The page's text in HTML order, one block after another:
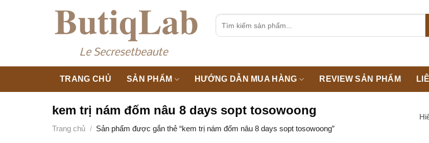
Tìm
TRANG CHỦ SẢN PHẨM HƯỚNG DẪN MUA HÀNG REVIEW SẢN PHẨM
kem trị nám đốm nâu 8 days sopt tosowoong
Trang chủ / Sản phẩm được gắn thẻ “kem trị nám đốm nâu 8 days sopt tosowoong”